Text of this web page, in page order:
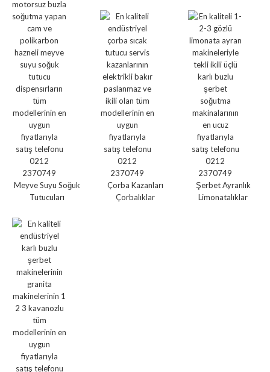
Meyve Suyu Soğuk
Tutucuları
Çorba Kazanları
Çorbalıklar
Şerbet Ayranlık
Limonatalıklar